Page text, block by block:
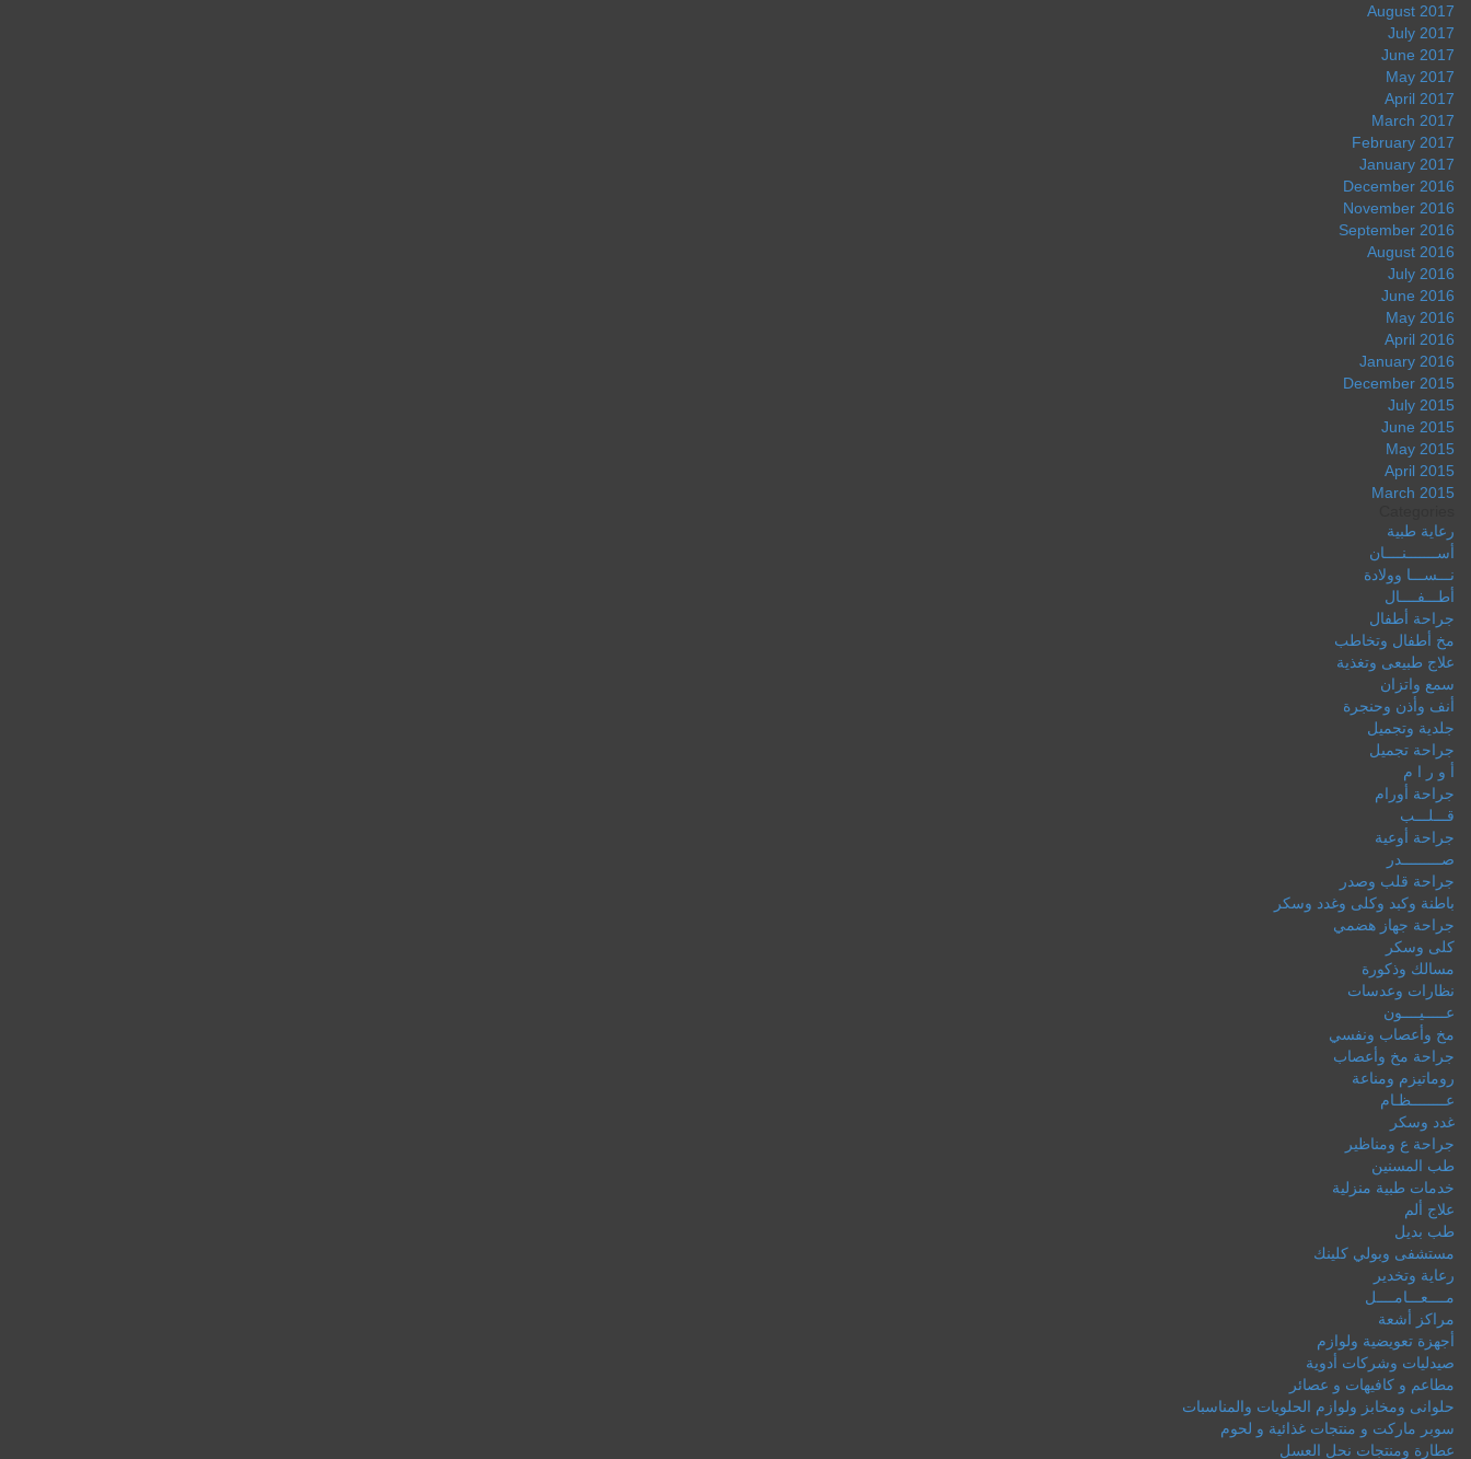
August 2017
July 2017
June 2017
May 2017
April 2017
March 2017
February 2017
January 2017
December 2016
November 2016
September 2016
August 2016
July 2016
June 2016
May 2016
April 2016
January 2016
December 2015
July 2015
June 2015
May 2015
April 2015
March 2015
رعاية طبية
أســـــــنــــان
نـــســـا وولادة
أطـــفــــال
جراحة أطفال
مخ أطفال وتخاطب
علاج طبيعى وتغذية
سمع واتزان
أنف وأذن وحنجرة
جلدية وتجميل
جراحة تجميل
أ و ر ا م
جراحة أورام
قـــلـــب
جراحة أوعية
صـــــــــدر
جراحة قلب وصدر
باطنة وكبد وكلى وغدد وسكر
جراحة جهاز هضمي
كلى وسكر
مسالك وذكورة
نظارات وعدسات
عـــــيــــون
مخ وأعصاب ونفسي
جراحة مخ وأعصاب
روماتيزم ومناعة
عــــــــظـام
غدد وسكر
جراحة ع ومناظير
طب المسنين
خدمات طبية منزلية
علاج ألم
طب بديل
مستشفى وبولي كلينك
رعاية وتخدير
مــــعـــامــــل
مراكز أشعة
أجهزة تعويضية ولوازم
صيدليات وشركات أدوية
مطاعم و كافيهات و عصائر
حلوانى ومخابز ولوازم الحلويات والمناسبات
سوبر ماركت و منتجات غذائية و لحوم
عطارة ومنتجات نحل العسل